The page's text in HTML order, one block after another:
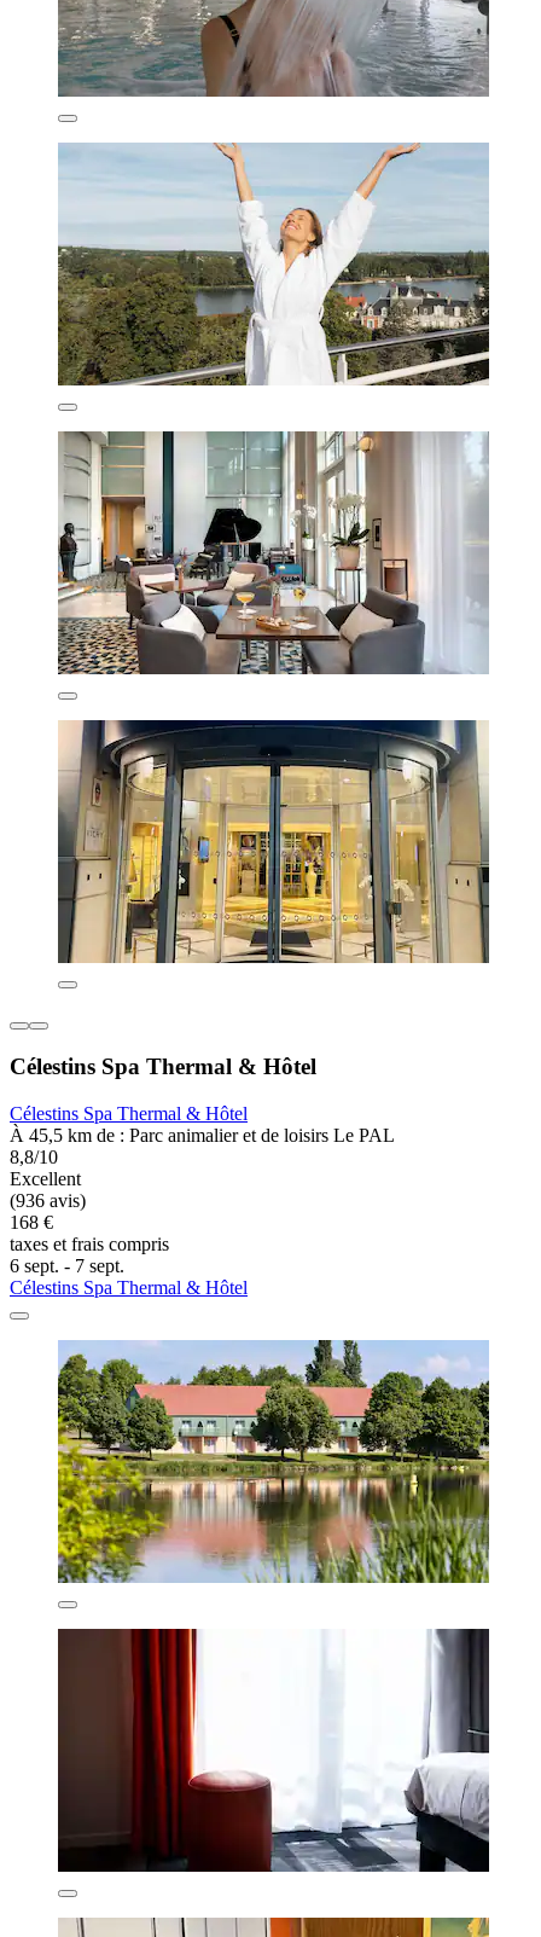
Célestins Spa Thermal & Hôtel
Célestins Spa Thermal & Hôtel
À 45,5 km de : Parc animalier et de loisirs Le PAL
8,8/10
Excellent
(936 avis)
168 €
taxes et frais compris
6 sept. - 7 sept.
Célestins Spa Thermal & Hôtel